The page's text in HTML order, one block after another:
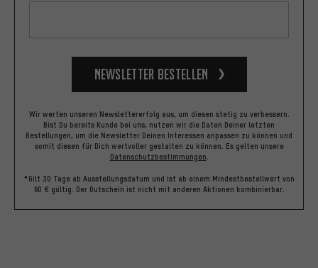
Newsletter bestellen
Wir werten unseren Newslettererfolg aus, um diesen stetig zu verbessern.
Bist Du bereits Kunde bei uns, nutzen wir die Daten Deiner letzten
Bestellungen, um die Newsletter Deinen Interessen anpassen zu können und
somit diesen für Dich wertvoller gestalten zu können. Es gelten unsere
Datenschutzbestimmungen.
*Gilt 30 Tage ab Ausstellungsdatum und ist ab einem Mindestbestellwert von
60 € gültig. Der Gutschein ist nicht mit anderen Aktionen kombinierbar.